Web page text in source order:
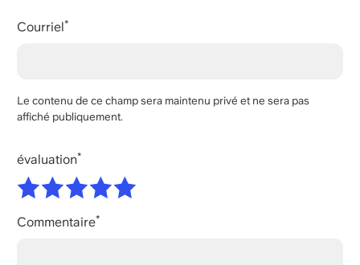
Courriel
Le contenu de ce champ sera maintenu privé et ne sera pas
affiché publiquement.
évaluation
Commentaire